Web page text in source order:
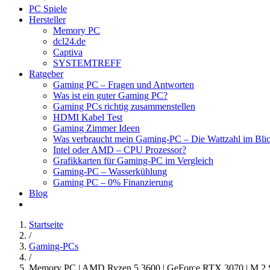
PC Spiele
Hersteller
Memory PC
dcl24.de
Captiva
SYSTEMTREFF
Ratgeber
Gaming PC – Fragen und Antworten
Was ist ein guter Gaming PC?
Gaming PCs richtig zusammenstellen
HDMI Kabel Test
Gaming Zimmer Ideen
Was verbraucht mein Gaming-PC – Die Wattzahl im
Intel oder AMD – CPU Prozessor?
Grafikkarten für Gaming-PC im Vergleich
Gaming-PC – Wasserkühlung
Gaming PC – 0% Finanzierung
Blog
Startseite
/
Gaming-PCs
/
Memory PC | AMD Ryzen 5 3600 | GeForce RTX 3070 | M.2